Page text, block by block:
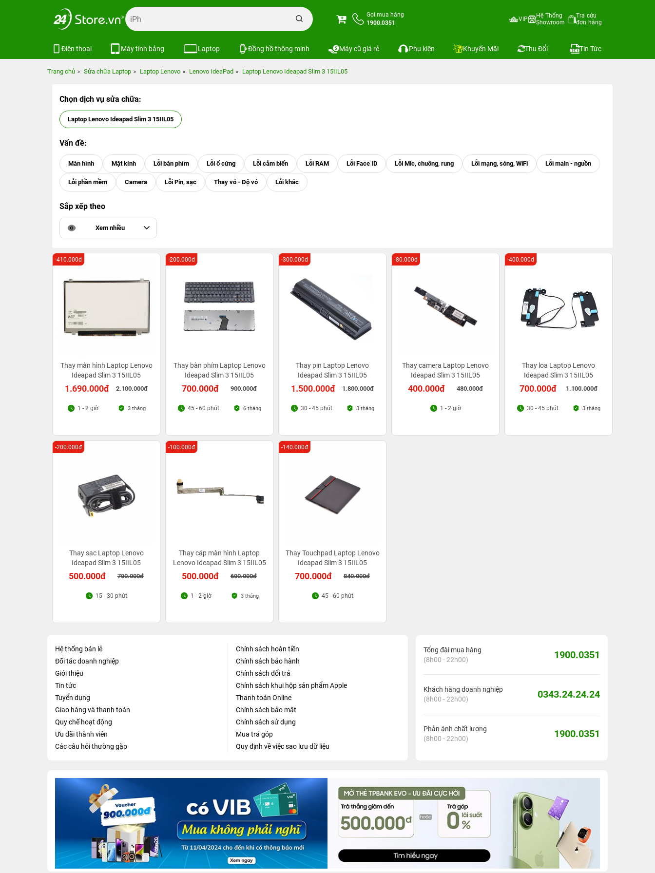
Gọi mua hàng
1900.0351
VIP
Hệ Thống
Showroom
Tra cứu
đơn hàng
Điện thoại Máy tính bảng Laptop Đồng hồ thông minh Máy cũ giá rẻ Phụ kiện Khuyến Mãi Thu Đổi Tin Tức
Trang chủ Sửa chữa Laptop Laptop Lenovo Lenovo IdeaPad Laptop Lenovo Ideapad Slim 3 15IIL05
Chọn dịch vụ sửa chữa:
Laptop Lenovo Ideapad Slim 3 15IIL05
Vấn đề:
Sắp xếp theo
Xem nhiều
Thay màn hình Laptop Lenovo
Ideapad Slim 3 15IIL05
1.690.000đ 2.100.000đ
-410.000đ
1 - 2 giờ 3 tháng
Thay bàn phím Laptop Lenovo
Ideapad Slim 3 15IIL05
700.000đ 900.000đ
-200.000đ
45 - 60 phút 6 tháng
Thay pin Laptop Lenovo
Ideapad Slim 3 15IIL05
1.500.000đ 1.800.000đ
-300.000đ
30 - 45 phút 3 tháng
Thay camera Laptop Lenovo
Ideapad Slim 3 15IIL05
400.000đ 480.000đ
-80.000đ
1 - 2 giờ
Thay loa Laptop Lenovo
Ideapad Slim 3 15IIL05
700.000đ 1.100.000đ
-400.000đ
30 - 45 phút 3 tháng
Thay sạc Laptop Lenovo
Ideapad Slim 3 15IIL05
500.000đ 700.000đ
-200.000đ
15 - 30 phút
Thay cáp màn hình Laptop
Lenovo Ideapad Slim 3 15IIL05
500.000đ 600.000đ
-100.000đ
1 - 2 giờ 3 tháng
Thay Touchpad Laptop Lenovo
Ideapad Slim 3 15IIL05
700.000đ 840.000đ
-140.000đ
45 - 60 phút
Hệ thống bán lẻ
Đối tác doanh nghiệp
Giới thiệu
Tin tức
Tuyển dụng
Giao hàng và thanh toán
Quy chế hoạt động
Ưu đãi thành viên
Các câu hỏi thường gặp
Chính sách hoàn tiền
Chính sách bảo hành
Chính sách đổi trả
Chính sách khui hộp sản phẩm Apple
Thanh toán Online
Chính sách bảo mật
Chính sách sử dụng
Mua trả góp
Quy định về việc sao lưu dữ liệu
Tổng đài mua hàng
(8h00 - 22h00)
1900.0351
Khách hàng doanh nghiệp
(8h00 - 22h00)
0343.24.24.24
Phản ánh chất lượng
(8h00 - 22h00)
1900.0351